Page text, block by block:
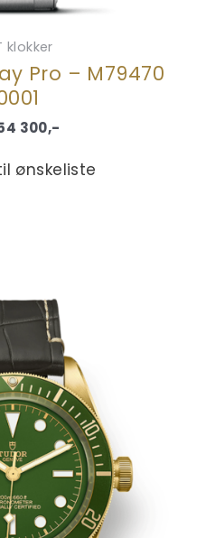
klokker
Pro – M79470
300,-
ønskeliste